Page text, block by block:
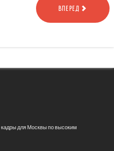
ВПЕРЕД
для Москвы по высоким